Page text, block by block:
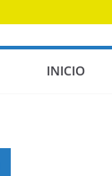
INICIO